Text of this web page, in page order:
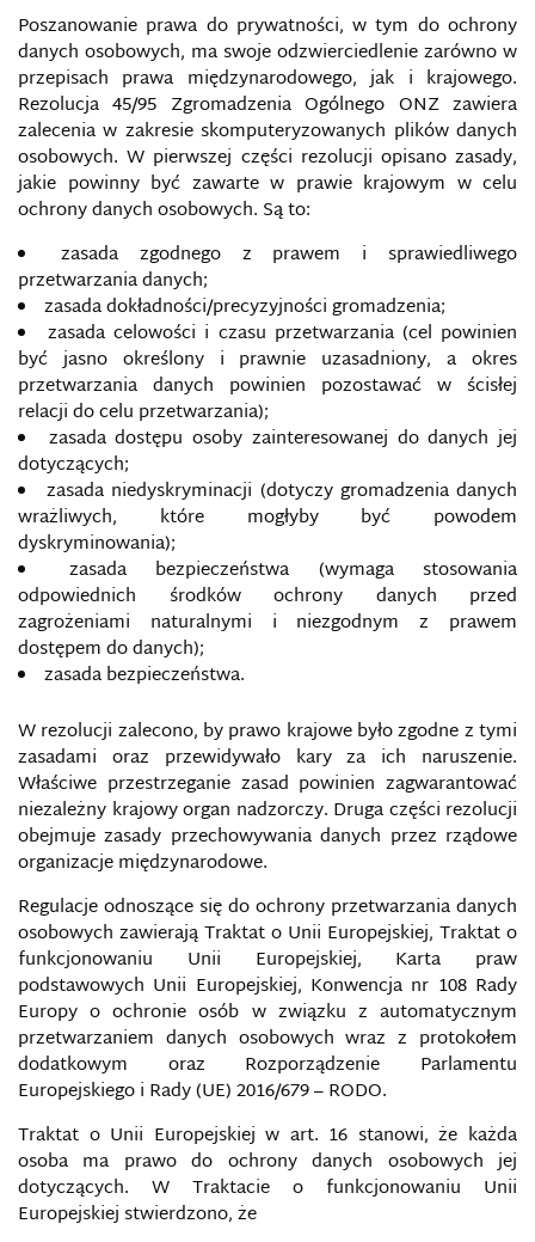
Poszanowanie prawa do prywatności, w tym do ochrony
danych osobowych, ma swoje odzwierciedlenie zarówno w
przepisach prawa międzynarodowego, jak i krajowego.
Rezolucja 45/95 Zgromadzenia Ogólnego ONZzawiera
zalecenia w zakresie skomputeryzowanych plików danych
osobowych. W pierwszej części rezolucji opisano zasady,
jakie powinny być zawarte w prawie krajowym w celu
ochrony danych osobowych. Są to:
zasada zgodnego z prawem i sprawiedliwego
przetwarzania danych;
zasada dokładności/precyzyjności gromadzenia;
zasada celowości i czasu przetwarzania (cel powinien
być jasno określony i prawnie uzasadniony, a okres
przetwarzania danych powinien pozostawać w ścisłej
relacji do celu przetwarzania);
zasada dostępu osoby zainteresowanej do danych jej
dotyczących;
zasada niedyskryminacji (dotyczy gromadzenia danych
wrażliwych, które mogłyby być powodem
dyskryminowania);
zasada bezpieczeństwa (wymaga stosowania
odpowiednich środków ochrony danych przed
zagrożeniami naturalnymi i niezgodnym z prawem
dostępem do danych);
zasada bezpieczeństwa.
W rezolucji zalecono, by prawo krajowe było zgodne z tymi
zasadami oraz przewidywało kary za ich naruszenie.
Właściwe przestrzeganie zasad powinien zagwarantować
niezależny krajowy organ nadzorczy. Druga części rezolucji
obejmuje zasady przechowywania danych przez rządowe
organizacje międzynarodowe.
Regulacje odnoszące się do ochrony przetwarzania danych
osobowych zawierają Traktat o Unii Europejskiej, Traktat o
funkcjonowaniu Unii Europejskiej, Karta praw
podstawowych Unii Europejskiej, Konwencja nr 108 Rady
Europy o ochronie osób w związku z automatycznym
przetwarzaniem danych osobowych wraz z protokołem
dodatkowym oraz Rozporządzenie Parlamentu
Europejskiego i Rady (UE) 2016/679 – RODO.
Traktat o Unii Europejskiej w art. 16 stanowi, że każda
osoba ma prawo do ochrony danych osobowych jej
dotyczących. W Traktacie o funkcjonowaniu Unii
Europejskiej stwierdzono, że
PRZESTĘPCZOŚĆ KOMPUTEROWA
PRZESTĘPSTWA PRZECIWKO OCHRONIE
INFORMACJI
PRZESTĘPSTWA PRZECIWKO SYSTEMOM
INFORMATYCZNYM
DOKUMENTÓW
PRZESTRZEŃ BEZPIECZEŃSTWA INFORMACJI
UKRAINY
PRZESTRZEŃ INFORMACYJNA
PRZESTRZEŃ MEDIALNA
RADIO WOLNA EUROPA I RADIO SWOBODA
RANSOMWARE
ROLA INFORMACJI MASS MEDIALNEJ W WOJNACH
HYBRYDOWYCH
TELEKOMUNIKACYJNYCH W DZIAŁANIACH
PSYCHOLOGICZNYCH
ROSYJSKA FABRYKA TROLLI Z PETERSBURGA
ROSYJSKA MASS MEDIALNA MANIPULACJA
INFORMACJĄ W WOJNIE HYBRYDOWEJ PRZECIWKO
ROSYJSKA USTAWA O ZAGRANICZNYCH
AGENTACH/AGENTACH WPŁYWU
ROSYJSKIE WOJSKA DO OPERACJI
INFORMACYJNYCH
ROZPOZNANIE GEOPRZESTRZENNE
ROZPOZNANIE SATELITARNE
ROZPOZNANIE WOJSKOWE